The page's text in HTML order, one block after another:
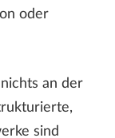
oder
an der
sind